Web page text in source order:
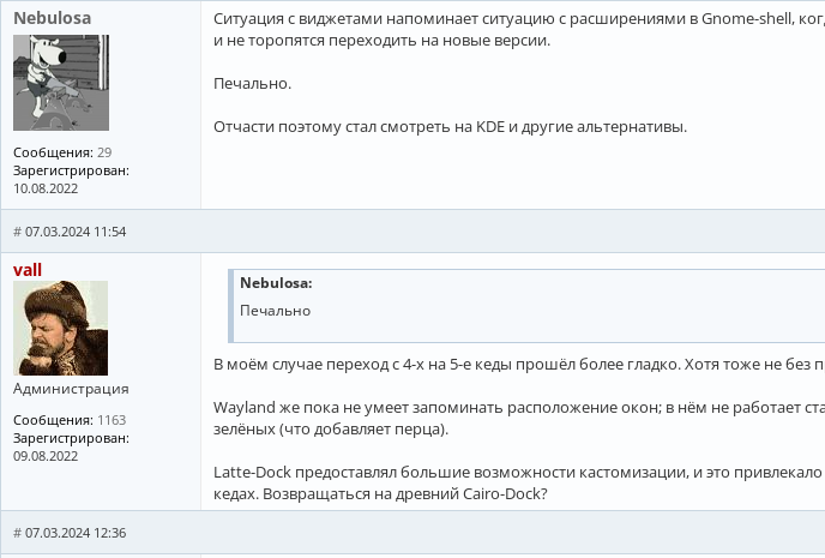
Nebulosa
Сообщения: 29
Зарегистрирован:
10.08.2022
Ситуация с виджетами напоминает ситуацию с расширениями в Gnome-shell,
и не торопятся переходить на новые версии.
Печально.
Отчасти поэтому стал смотреть на KDE и другие альтернативы.
vall
Администрация
Сообщения: 1163
Зарегистрирован:
09.08.2022
# 07.03.2024 11:54
Nebulosa:
Печально
В моём случае переход с 4-х на 5-е кеды прошёл более гладко. Хотя тоже не без
Wayland же пока не умеет запоминать расположение окон; в нём не работает
зелёных (что добавляет перца).
Latte-Dock предоставлял большие возможности кастомизации, и это
кедах. Возвращаться на древний Cairo-Dock?
# 07.03.2024 12:36